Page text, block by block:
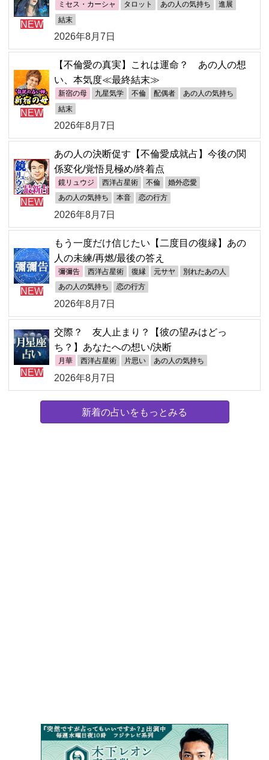
NEW
ミセス・カーシャ タロット あの人の気持ち 進展
結末
2026年8月7日
NEW
【不倫愛の真実】これは運命？ あの人の想
い、本気度≪最終結末≫
新宿の母 九星気学 不倫 配偶者 あの人の気持ち
結末
2026年8月7日
NEW
あの人の決断促す【不倫愛成就占】今後の関
係変化/覚悟見極め/終着点
鏡リュウジ 西洋占星術 不倫 婚外恋愛
あの人の気持ち 本音 恋の行方
2026年8月7日
NEW
もう一度だけ信じたい【二度目の復縁】あの
人の未練/再燃/最後の答え
彌彌告 西洋占星術 復縁 元サヤ 別れたあの人
あの人の気持ち 恋の行方
2026年8月7日
NEW
交際？ 友人止まり？【彼の望みはどっ
ち？】あなたへの想い/決断
月華 西洋占星術 片思い あの人の気持ち
2026年8月7日
新着の占いをもっとみる